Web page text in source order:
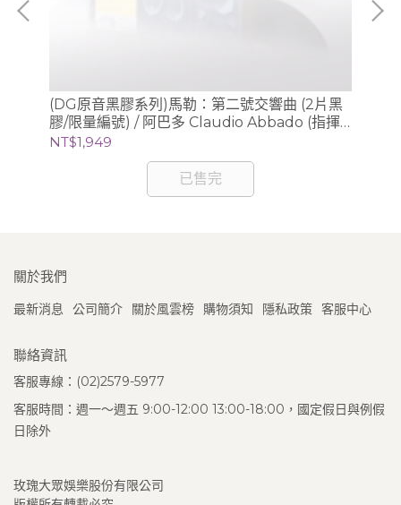
(DG原音黑膠系列)馬勒：第二號交響曲 (2片黑
膠/限量編號) / 阿巴多 Claudio Abbado (指揮)
芝加哥交響樂團
NT$1,949
已售完
關於我們
最新消息 公司簡介 關於風雲榜 購物須知 隱私政策 客服中心
聯絡資訊
客服專線：(02)2579-5977
客服時間：週一～週五 9:00-12:00 13:00-18:00，國定假日與例假
日除外
玫瑰大眾娛樂股份有限公司